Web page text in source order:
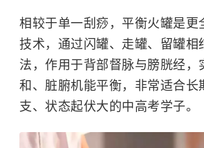
相较于单一刮痧，平衡火罐是更
技术，通过闪罐、走罐、留罐相
法，作用于背部督脉与膀胱经，
和、脏腑机能平衡，非常适合长
支、状态起伏大的中高考学子。